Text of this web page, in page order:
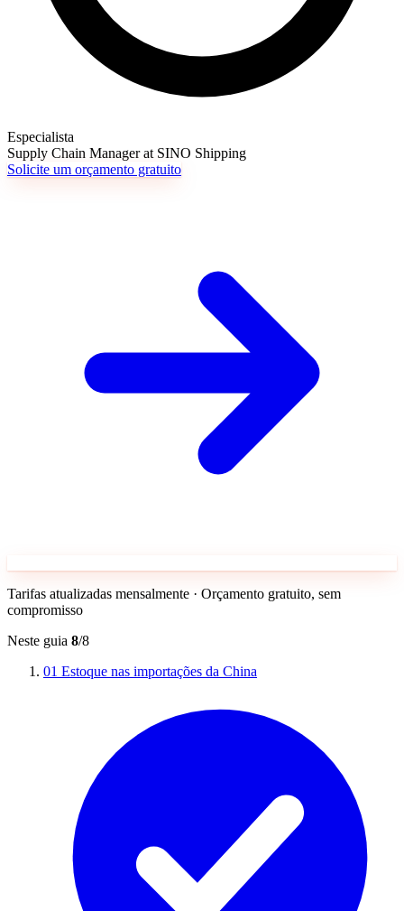
Especialista
Supply Chain Manager at SINO Shipping
Solicite um orçamento gratuito
Tarifas atualizadas mensalmente · Orçamento gratuito, sem
compromisso
Neste guia 8/8
01 Estoque nas importações da China